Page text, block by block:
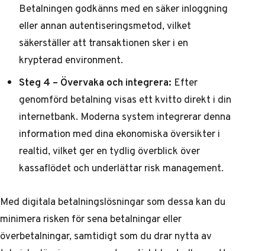
Betalningen godkänns med en säker inloggning
eller annan autentiseringsmetod, vilket
säkerställer att transaktionen sker i en
krypterad environment.
Steg 4 – Övervaka och integrera: Efter
genomförd betalning visas ett kvitto direkt i din
internetbank. Moderna system integrerar denna
information med dina ekonomiska översikter i
realtid, vilket ger en tydlig överblick över
kassaflödet och underlättar risk management.
Med digitala betalningslösningar som dessa kan du
minimera risken för sena betalningar eller
överbetalningar, samtidigt som du drar nytta av